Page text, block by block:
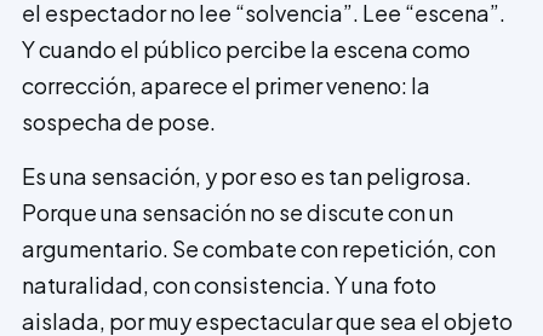
el espectador no lee “solvencia”. Lee “escena”.
Y cuando el público percibe la escena como
corrección, aparece el primer veneno: la
sospecha de pose.
Es una sensación, y por eso es tan peligrosa.
Porque una sensación no se discute con un
argumentario. Se combate con repetición, con
naturalidad, con consistencia. Y una foto
aislada, por muy espectacular que sea el objeto